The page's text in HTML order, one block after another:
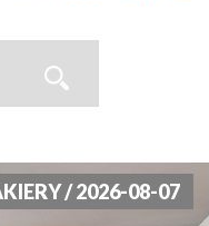
/ 2026-08-07